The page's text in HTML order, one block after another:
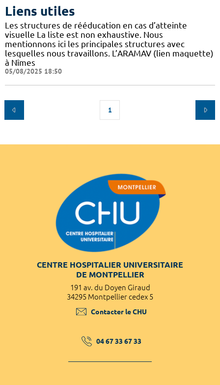
Liens utiles
Les structures de rééducation en cas d’atteinte
visuelle La liste est non exhaustive. Nous
mentionnons ici les principales structures avec
lesquelles nous travaillons. L’ARAMAV (lien maquette)
à Nîmes
05/08/2025 18:50
1
CENTRE HOSPITALIER UNIVERSITAIRE
DE MONTPELLIER
191 av. du Doyen Giraud
34295 Montpellier cedex 5
Contacter le CHU
04 67 33 67 33